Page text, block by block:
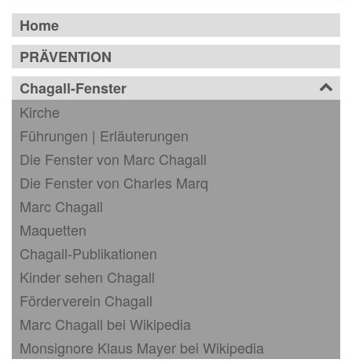
Home
PRÄVENTION
Chagall-Fenster
Kirche
Führungen | Erläuterungen
Die Fenster von Marc Chagall
Die Fenster von Charles Marq
Marc Chagall
Maquetten
Chagall-Publikationen
Kinder sehen Chagall
Förderverein Chagall
Marc Chagall bei Wikipedia
Monsignore Klaus Mayer bei Wikipedia